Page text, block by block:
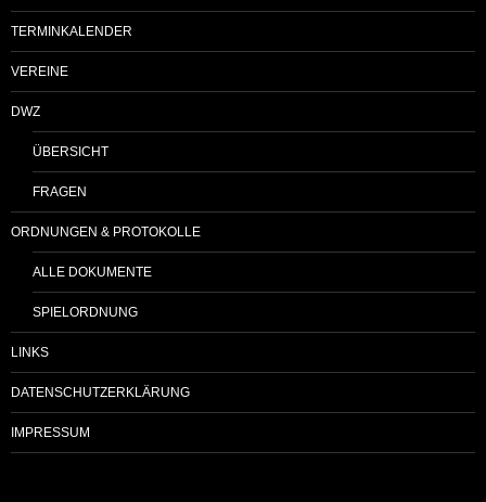
TERMINKALENDER
VEREINE
DWZ
ÜBERSICHT
FRAGEN
ORDNUNGEN & PROTOKOLLE
ALLE DOKUMENTE
SPIELORDNUNG
LINKS
DATENSCHUTZERKLÄRUNG
IMPRESSUM